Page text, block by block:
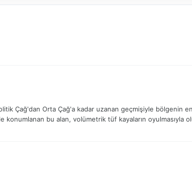
Çağ'dan Orta Çağ'a kadar uzanan geçmişiyle bölgenin
konumlanan bu alan, volümetrik tüf kayaların